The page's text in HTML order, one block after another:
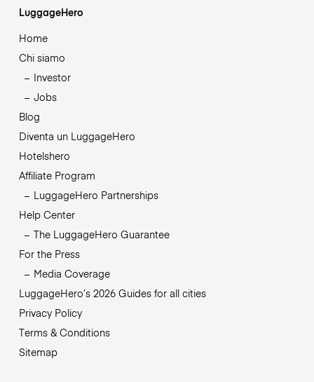
LuggageHero
Home
Chi siamo
Investor
Jobs
Blog
Diventa un LuggageHero
Hotelshero
Affiliate Program
LuggageHero Partnerships
Help Center
The LuggageHero Guarantee
For the Press
Media Coverage
LuggageHero’s 2026 Guides for all cities
Privacy Policy
Terms & Conditions
Sitemap